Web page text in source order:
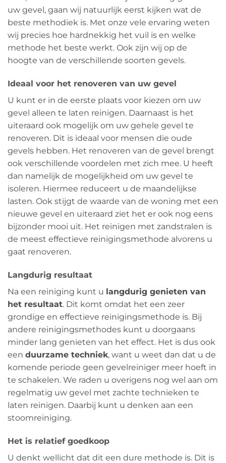
uw gevel, gaan wij natuurlijk eerst kijken wat de
beste methodiek is. Met onze vele ervaring weten
wij precies hoe hardnekkig het vuil is en welke
methode het beste werkt. Ook zijn wij op de
hoogte van de verschillende soorten gevels.
Ideaal voor het renoveren van uw gevel
U kunt er in de eerste plaats voor kiezen om uw
gevel alleen te laten reinigen. Daarnaast is het
uiteraard ook mogelijk om uw gehele gevel te
renoveren. Dit is ideaal voor mensen die oude
gevels hebben. Het renoveren van de gevel brengt
ook verschillende voordelen met zich mee. U heeft
dan namelijk de mogelijkheid om uw gevel te
isoleren. Hiermee reduceert u de maandelijkse
lasten. Ook stijgt de waarde van de woning met een
nieuwe gevel en uiteraard ziet het er ook nog eens
bijzonder mooi uit. Het reinigen met zandstralen is
de meest effectieve reinigingsmethode alvorens u
gaat renoveren.
Langdurig resultaat
Na een reiniging kunt u langdurig genieten van
het resultaat. Dit komt omdat het een zeer
grondige en effectieve reinigingsmethode is. Bij
andere reinigingsmethodes kunt u doorgaans
minder lang genieten van het effect. Het is dus ook
een duurzame techniek, want u weet dan dat u de
komende periode geen gevelreiniger meer hoeft in
te schakelen. We raden u overigens nog wel aan om
regelmatig uw gevel met zachte technieken te
laten reinigen. Daarbij kunt u denken aan een
stoomreiniging.
Het is relatief goedkoop
U denkt wellicht dat dit een dure methode is. Dit is